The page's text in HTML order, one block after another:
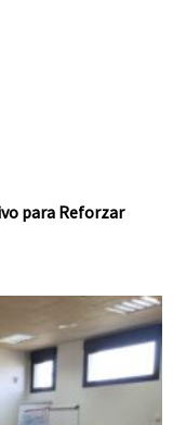
para Reforzar